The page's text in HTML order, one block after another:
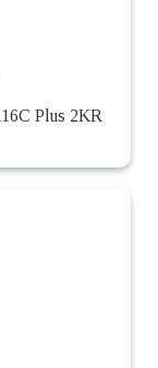
Plus 2KR